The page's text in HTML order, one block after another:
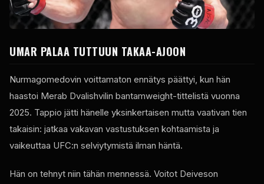
UMAR PALAA TUTTUUN TAKAA-AJOON
Nurmagomedovin voittamaton ennätys päättyi, kun hän
haastoi Merab Dvalishvilin bantamweight-tittelistä vuonna
2025. Tappio jätti hänelle yksinkertaisen mutta vaativan tien
takaisin: jatkaa vakavan vastustuksen kohtaamista ja
vaikeuttaa UFC:n selviytymistä ilman häntä.
Hän on tehnyt niin tähän mennessä. Voitot Deiveson